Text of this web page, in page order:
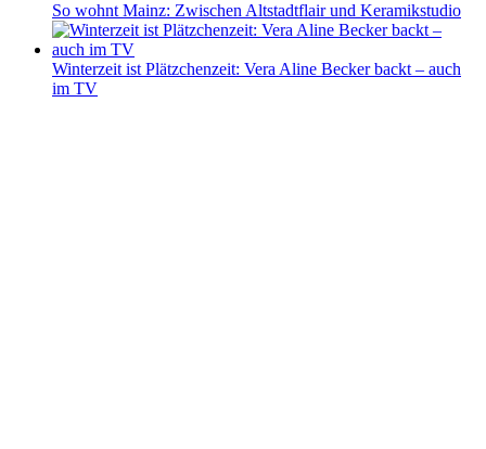
So wohnt Mainz: Zwischen Altstadtflair und Keramikstudio
Winterzeit ist Plätzchenzeit: Vera Aline Becker backt – auch
im TV